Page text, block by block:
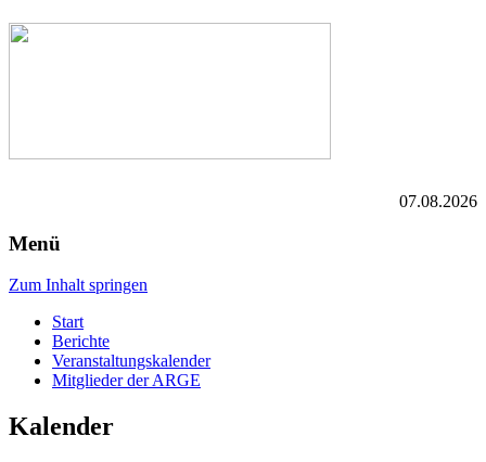
07.08.2026
Menü
Zum Inhalt springen
Start
Berichte
Veranstaltungskalender
Mitglieder der ARGE
Kalender